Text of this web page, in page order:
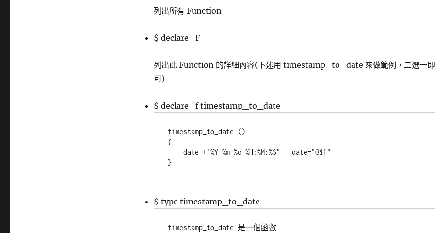
列出所有 Function
$ declare -F
列出此 Function 的詳細內容(下述用 timestamp_to_date 來做範例，二選一即
可)
$ declare -f timestamp_to_date
timestamp_to_date ()
{
}
$ type timestamp_to_date
timestamp_to_date 是一個函數